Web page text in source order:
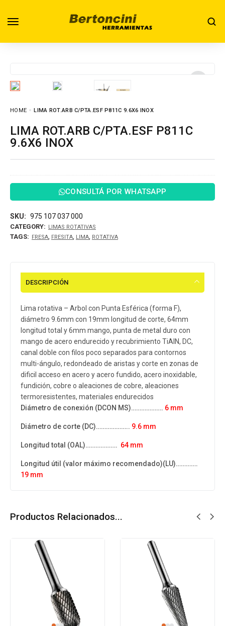
HOME LIMA ROT.ARB C/PTA.ESF P811C 9.6X6 INOX
LIMA ROT.ARB C/PTA.ESF P811C
9.6X6 INOX
CONSULTÁ POR WHATSAPP
SKU: 975 107 037 000
CATEGORY: LIMAS ROTATIVAS
TAGS: FRESA, FRESITA, LIMA, ROTATIVA
DESCRIPCIÓN
Lima rotativa – Arbol con Punta Esférica (forma F),
diámetro 9.6mm con 19mm longitud de corte, 64mm
longitud total y 6mm mango, punta de metal duro con
mango de acero endurecido y recubrimiento TiAlN, DC,
canal doble con filos poco separados para contornos
multi-ángulo, redondeado de aristas y corte en zonas de
dificil acceso en acero y acero fundido, acero inoxidable,
fundición, cobre o aleaciones de cobre, aleaciones
termoresistentes, materiales endurecidos
Diámetro de conexión (DCON MS)………………. 6 mm
Diámetro de corte (DC)……………….. 9.6 mm
Longitud total (OAL)………………. 64 mm
Longitud útil (valor máximo recomendado)​(LU)………….
19 mm
Productos Relacionados...